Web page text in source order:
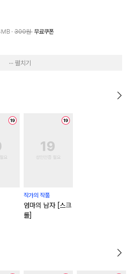
300원 무료쿠폰
··· 펼치기
작가의 작품
엄마의 남자 [스크
롤]